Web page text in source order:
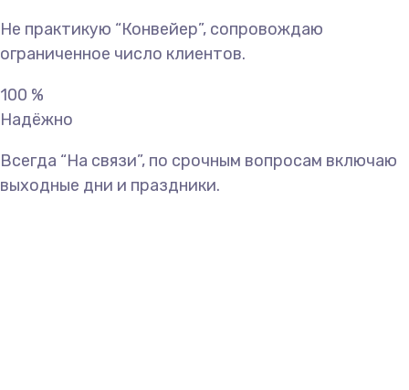
Не практикую “Конвейер”, сопровождаю
ограниченное число клиентов.
100 %
Надёжно
Всегда “На связи”, по срочным вопросам включаю
выходные дни и праздники.